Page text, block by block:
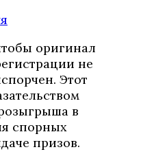
оригинал
не
Этот
в
спорных
призов.